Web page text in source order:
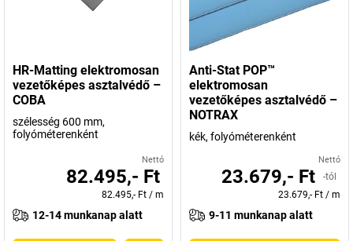
HR-Matting elektromosan
vezetőképes asztalvédő –
COBA
szélesség 600 mm,
folyóméterenként
Nettó
82.495,- Ft
82.495,- Ft / m
12-14 munkanap alatt
Anti-Stat POP™
elektromosan
vezetőképes asztalvédő –
NOTRAX
kék, folyóméterenként
Nettó
23.679,- Ft
-tól
23.679,- Ft / m
9-11 munkanap alatt